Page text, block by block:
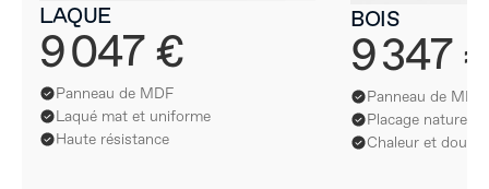
LAQUE
9 047 €
Panneau de MDF
Laqué mat et uniforme
Haute résistance
BOIS
9 347
Panneau de MDF
Placage naturel
Chaleur et